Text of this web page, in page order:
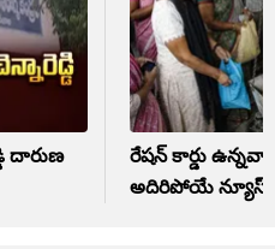
దారుణ
రేషన్ కార్డు
అదిరిపోయే న్యూస్